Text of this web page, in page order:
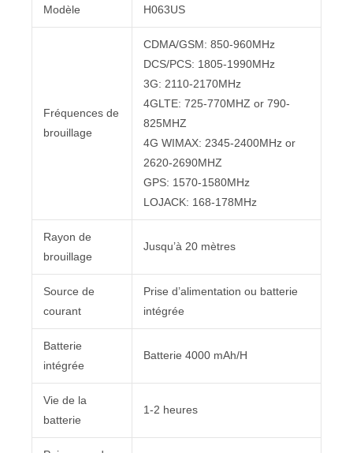
Modèle H063US
Fréquences de
brouillage
CDMA/GSM: 850-960MHz
DCS/PCS: 1805-1990MHz
3G: 2110-2170MHz
4GLTE: 725-770MHZ or 790-
825MHZ
4G WIMAX: 2345-2400MHz or
2620-2690MHZ
GPS: 1570-1580MHz
LOJACK: 168-178MHz
Rayon de
brouillage
Jusqu’à 20 mètres
Source de
courant
Prise d’alimentation ou batterie
intégrée
Batterie
intégrée
Batterie 4000 mAh/H
Vie de la
batterie
1-2 heures